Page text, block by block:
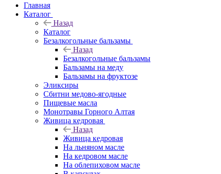
Главная
Каталог
Назад
Каталог
Безалкогольные бальзамы
Назад
Безалкогольные бальзамы
Бальзамы на меду
Бальзамы на фруктозе
Эликсиры
Сбитни медово-ягодные
Пищевые масла
Монотравы Горного Алтая
Живица кедровая
Назад
Живица кедровая
На льняном масле
На кедровом масле
На облепиховом масле